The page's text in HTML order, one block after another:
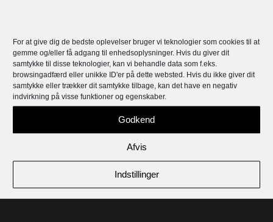
For at give dig de bedste oplevelser bruger vi teknologier som cookies til at
gemme og/eller få adgang til enhedsoplysninger. Hvis du giver dit
samtykke til disse teknologier, kan vi behandle data som f.eks.
browsingadfærd eller unikke ID'er på dette websted. Hvis du ikke giver dit
samtykke eller trækker dit samtykke tilbage, kan det have en negativ
indvirkning på visse funktioner og egenskaber.
Godkend
Afvis
Indstillinger
Facebook-begivenheden